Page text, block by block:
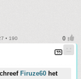
• 190
Firuze60 het